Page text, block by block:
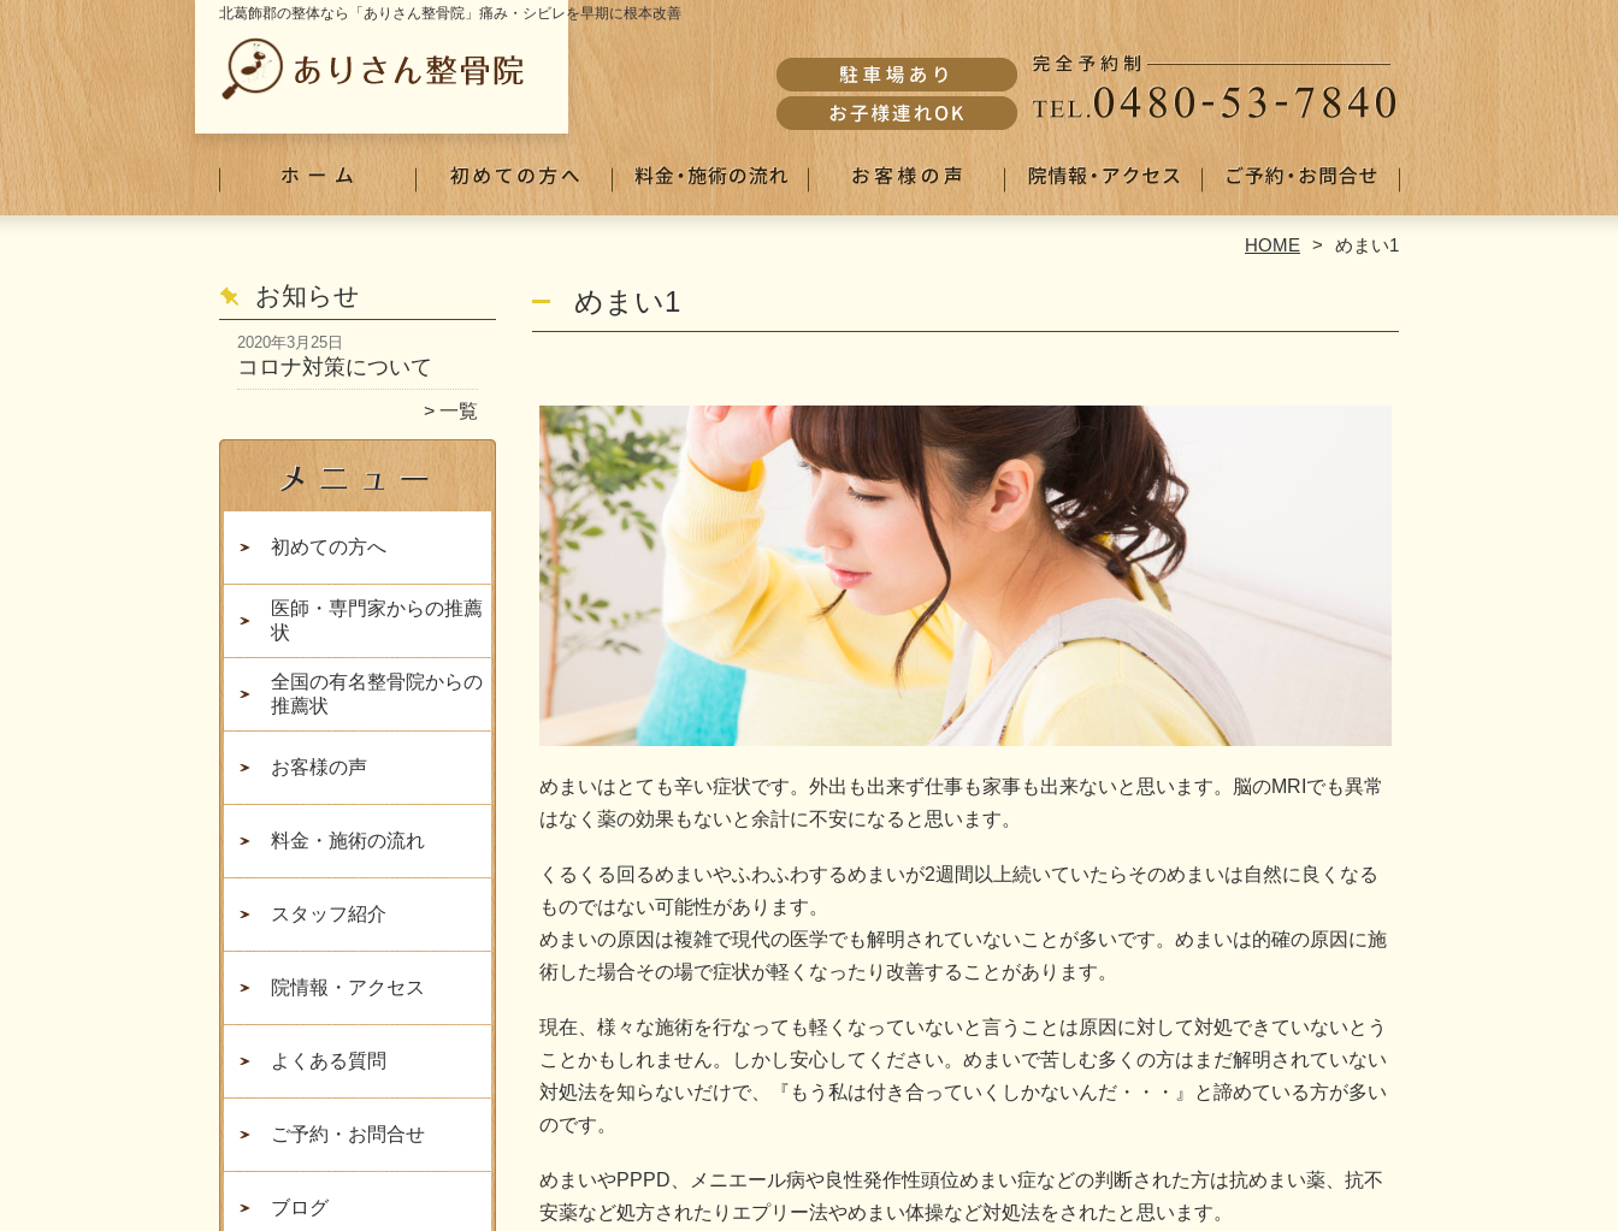
北葛飾郡の整体なら「ありさん整骨院」痛み・シビレを早期に根本改善
HOME めまい1
お知らせ
2020年3月25日
コロナ対策について
一覧
初めての方へ
医師・専門家からの推薦
状
全国の有名整骨院からの
推薦状
お客様の声
料金・施術の流れ
スタッフ紹介
院情報・アクセス
よくある質問
ご予約・お問合せ
ブログ
めまい1
めまいはとても辛い症状です。外出も出来ず仕事も家事も出来ないと思います。脳のMRIでも異常
はなく薬の効果もないと余計に不安になると思います。
くるくる回るめまいやふわふわするめまいが2週間以上続いていたらそのめまいは自然に良くなる
ものではない可能性があります。
めまいの原因は複雑で現代の医学でも解明されていないことが多いです。めまいは的確の原因に施
術した場合その場で症状が軽くなったり改善することがあります。
現在、様々な施術を行なっても軽くなっていないと言うことは原因に対して対処できていないとう
ことかもしれません。しかし安心してください。めまいで苦しむ多くの方はまだ解明されていない
対処法を知らないだけで、『もう私は付き合っていくしかないんだ・・・』と諦めている方が多い
のです。
めまいやPPPD、メニエール病や良性発作性頭位めまい症などの判断された方は抗めまい薬、抗不
安薬など処方されたりエプリー法やめまい体操など対処法をされたと思います。